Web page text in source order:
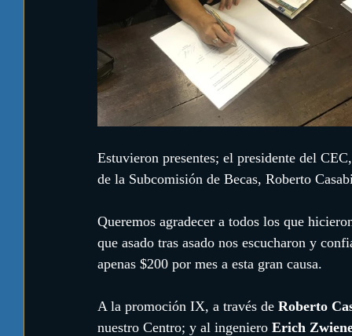
Estuvieron presentes; el presidente del
de la Subcomisión de Becas, Roberto
Queremos agradecer a todos los que
que asado tras asado nos escucharon y
apenas $200 por mes a esta gran causa.
A la promoción IX, a través de Roberto
nuestro Centro; y al ingeniero Erich